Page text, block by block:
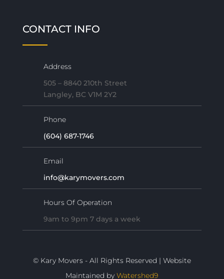
CONTACT INFO
Address
505 – 8840 210th Street
Langley, BC V1M 2Y2
Phone
(604) 687-1746
Email
info@karymovers.com
Hours Of Operation
9am to 9pm 7 days a week
© Kary Movers - All Rights Reserved | Website
Maintained byWatershed9